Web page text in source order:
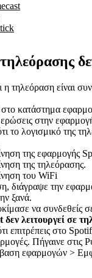
η τηλεόραση είναι
στο κατάστημα
στην
το λογισμικό της
της εφαρμογής
της τηλεόρασης.
του WiFi
διάγραψε την
ξανά.
να συνδεθείς
δεν λειτουργεί σε
επιτρέπεις στο
Πήγαινε στις
εφαρμογών >